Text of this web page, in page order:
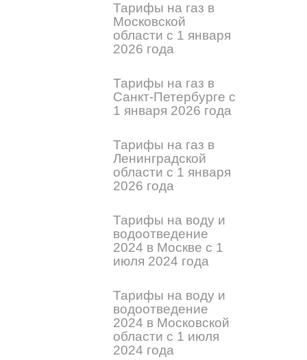
Тарифы на газ в
Московской
области с 1 января
2026 года
Тарифы на газ в
Санкт-Петербурге с
1 января 2026 года
Тарифы на газ в
Ленинградской
области с 1 января
2026 года
Тарифы на воду и
водоотведение
2024 в Москве с 1
июля 2024 года
Тарифы на воду и
водоотведение
2024 в Московской
области с 1 июля
2024 года